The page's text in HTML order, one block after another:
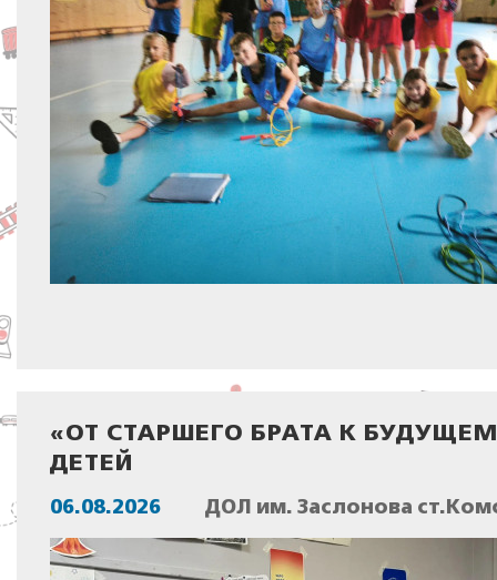
«ОТ СТАРШЕГО БРАТА К
ДЕТЕЙ
06.08.2026 ДОЛ им. Заслонова